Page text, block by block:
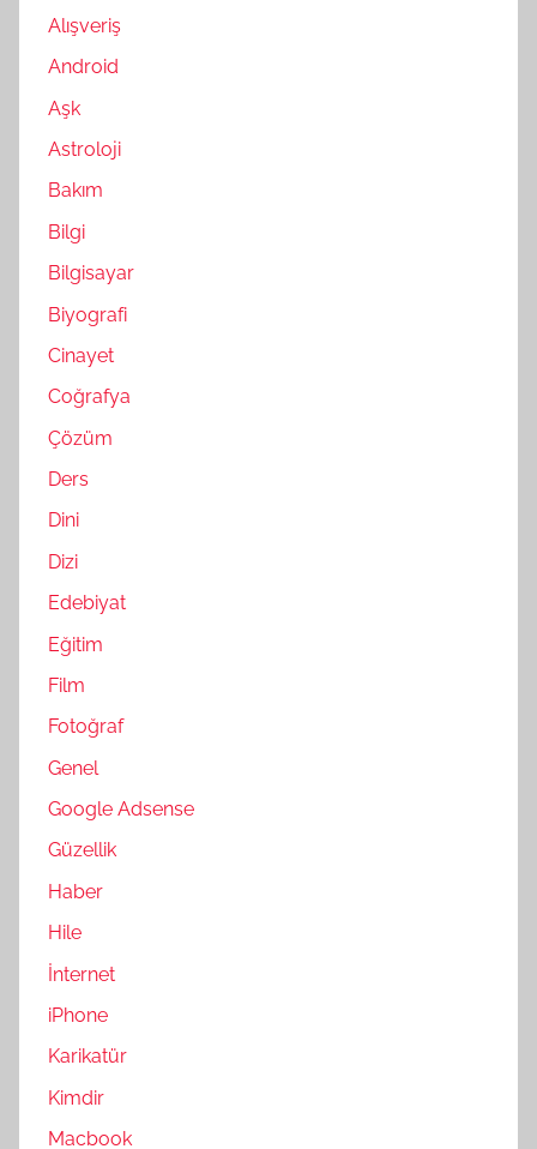
Alışveriş
Android
Aşk
Astroloji
Bakım
Bilgi
Bilgisayar
Biyografi
Cinayet
Coğrafya
Çözüm
Ders
Dini
Dizi
Edebiyat
Eğitim
Film
Fotoğraf
Genel
Google Adsense
Güzellik
Haber
Hile
İnternet
iPhone
Karikatür
Kimdir
Macbook